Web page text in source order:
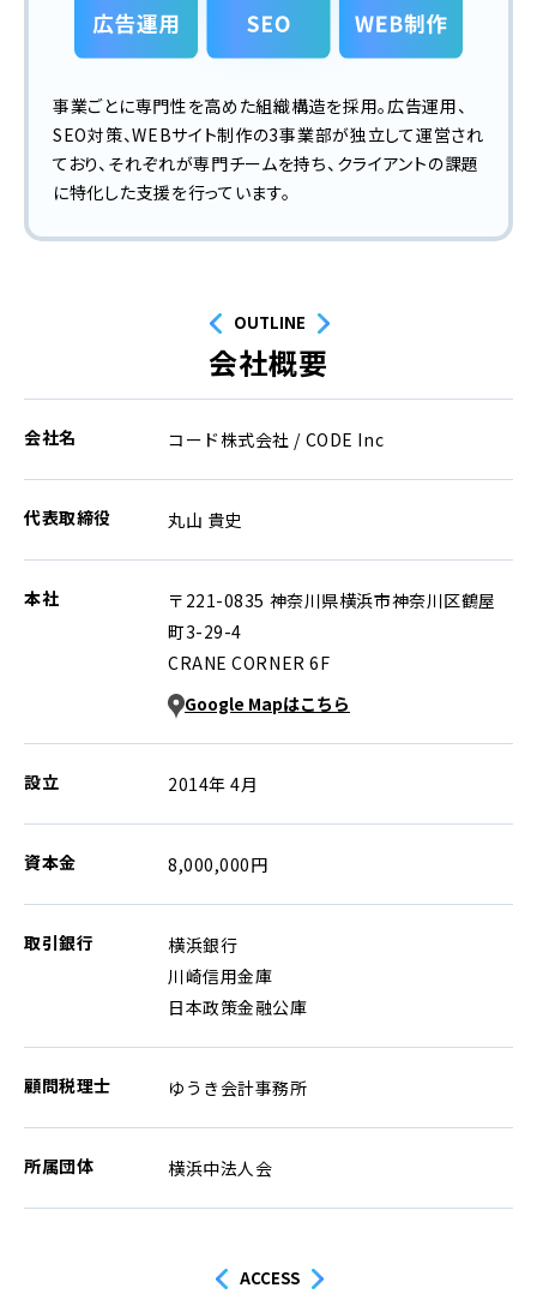
事業ごとに専門性を高めた組織構造を採用。広告運用、
SEO対策、WEBサイト制作の3事業部が独立して運営され
ており、それぞれが専門チームを持ち、クライアントの課題
に特化した支援を行っています。
OUTLINE
会社概要
会社名 コード株式会社 / CODE Inc
代表取締役 丸山 貴史
本社
〒221-0835 神奈川県横浜市神奈川区鶴屋
町3-29-4
CRANE CORNER 6F
Google Mapはこちら
設立 2014年 4月
資本金 8,000,000円
取引銀行
横浜銀行
川崎信用金庫
日本政策金融公庫
顧問税理士 ゆうき会計事務所
所属団体 横浜中法人会
ACCESS